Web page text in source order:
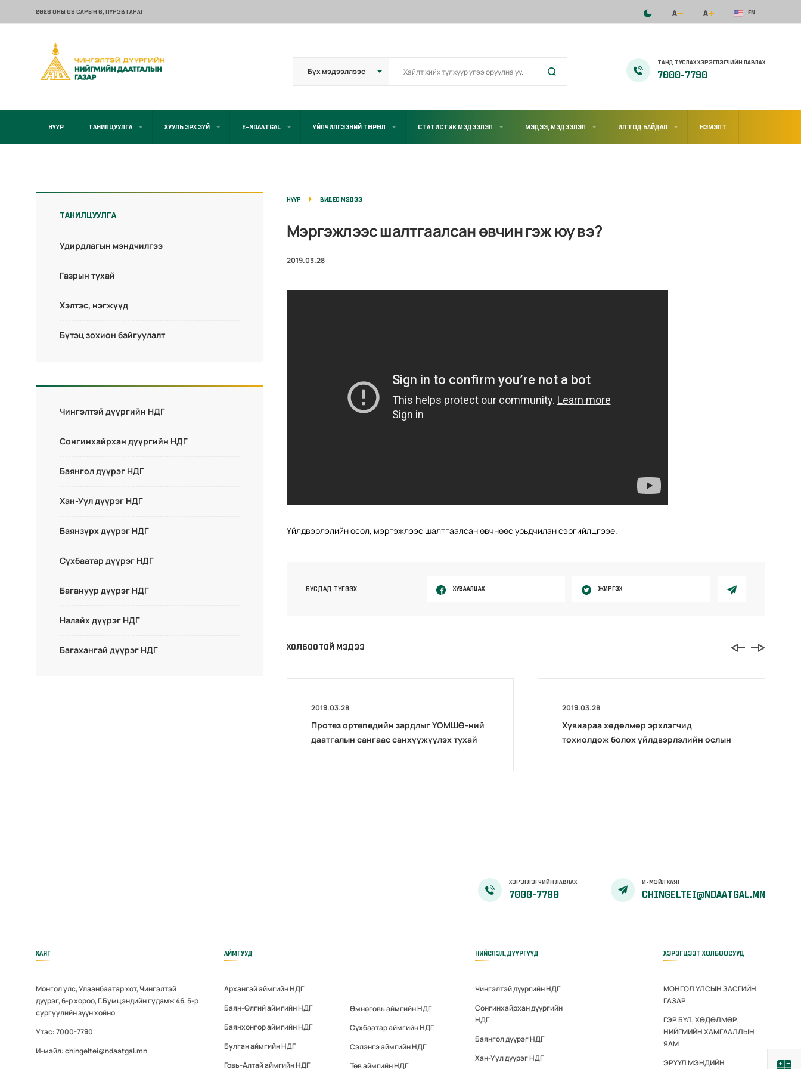
2026 ОНЫ 08 САРЫН 6, ПҮРЭВ ГАРАГ EN
ТАНД ТУСЛАХ ХЭРЭГЛЭГЧИЙН ЛАВЛАХ
7000-7790
НҮҮР ТАНИЛЦУУЛГА ХУУЛЬ ЭРХ ЗҮЙ E-NDAATGAL ҮЙЛЧИЛГЭЭНИЙ ТӨРӨЛ СТАТИСТИК МЭДЭЭЛЭЛ МЭДЭЭ, МЭДЭЭЛЭЛ ИЛ ТОД БАЙДАЛ НЭМЭЛТ
ТАНИЛЦУУЛГА
Удирдлагын мэндчилгээ
Газрын тухай
Хэлтэс, нэгжүүд
Бүтэц зохион байгуулалт
Чингэлтэй дүүргийн НДГ
Сонгинхайрхан дүүргийн НДГ
Баянгол дүүрэг НДГ
Хан-Уул дүүрэг НДГ
Баянзүрх дүүрэг НДГ
Сүхбаатар дүүрэг НДГ
Багануур дүүрэг НДГ
Налайх дүүрэг НДГ
Багахангай дүүрэг НДГ
НҮҮР ВИДЕО МЭДЭЭ
Мэргэжлээс шалтгаалсан өвчин гэж юу вэ?
2019.03.28
Үйлдвэрлэлийн осол, мэргэжлээс шалтгаалсан өвчнөөс урьдчилан сэргийлцгээе.
БУСДАД ТҮГЭЭХ ХУВААЛЦАХ ЖИРГЭХ
ХОЛБООТОЙ МЭДЭЭ
2019.03.28
Протез ортепедийн зардлыг ҮОМШӨ-ний
даатгалын сангаас санхүүжүүлэх тухай
2019.03.28
Хувиараа хөдөлмөр эрхлэгчид
тохиолдож болох үйлдвэрлэлийн ослын
ХЭРЭГЛЭГЧИЙН ЛАВЛАХ
7000-7790
И-МЭЙЛ ХАЯГ
CHINGELTEI@NDAATGAL.MN
ХАЯГ
Монгол улс, Улаанбаатар хот, Чингэлтэй
дүүрэг, 6-р хороо, Г.Бумцэндийн гудамж 46, 5-р
сургуулийн зүүн хойно
Утас: 7000-7790
И-мэйл: chingeltei@ndaatgal.mn
АЙМГУУД
Архангай аймгийн НДГ
Баян-Өлгий аймгийн НДГ
Баянхонгор аймгийн НДГ
Булган аймгийн НДГ
Говь-Алтай аймгийн НДГ
Өмнөговь аймгийн НДГ
Сүхбаатар аймгийн НДГ
Сэлэнгэ аймгийн НДГ
Төв аймгийн НДГ
НИЙСЛЭЛ, ДҮҮРГҮҮД
Чингэлтэй дүүргийн НДГ
Сонгинхайрхан дүүргийн
НДГ
Баянгол дүүрэг НДГ
Хан-Уул дүүрэг НДГ
ХЭРЭГЦЭЭТ ХОЛБООСУУД
МОНГОЛ УЛСЫН ЗАСГИЙН
ГАЗАР
ГЭР БҮЛ, ХӨДӨЛМӨР,
НИЙГМИЙН ХАМГААЛЛЫН
ЯАМ
ЭРҮҮЛ МЭНДИЙН